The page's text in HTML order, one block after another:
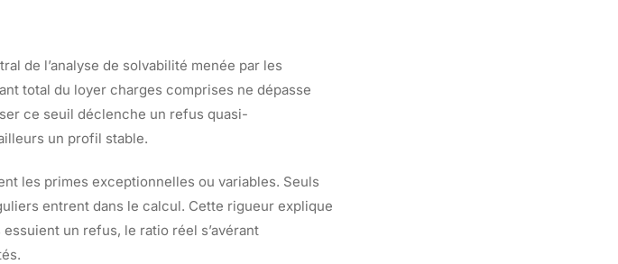
de l’analyse de solvabilité menée par les
total du loyer charges comprises ne dépasse
ce seuil déclenche un refus quasi-
un profil stable.
les primes exceptionnelles ou variables. Seuls
entrent dans le calcul. Cette rigueur explique
un refus, le ratio réel s’avérant